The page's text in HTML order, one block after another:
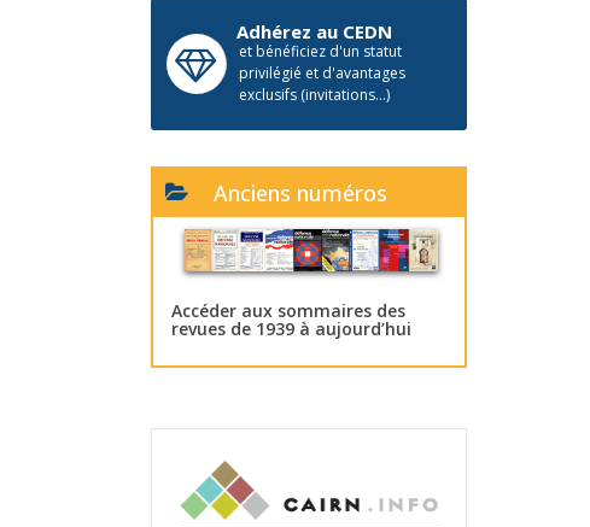
Adhérez au CEDN
et bénéficiez d'un statut
privilégié et d'avantages
exclusifs (invitations...)
Anciens numéros
Accéder aux sommaires des
revues de 1939 à aujourd’hui